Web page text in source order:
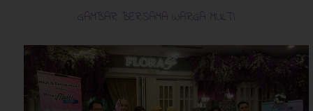
GAMBAR BERSAMA WARGA MULTI